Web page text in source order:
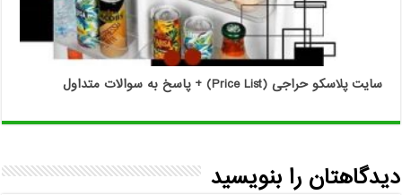
سایت پلاسکو حراجی (Price List) + پاسخ به سوالات متداول
دیدگاهتان را بنویسید